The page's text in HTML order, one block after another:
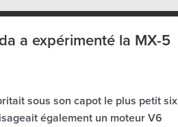
a expérimenté la MX-5
sous son capot le plus petit six
également un moteur V6